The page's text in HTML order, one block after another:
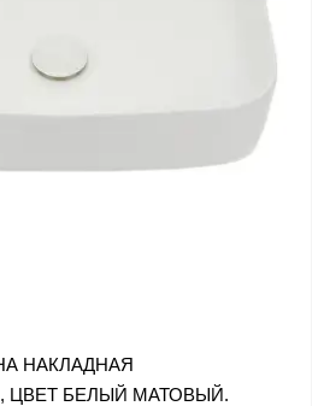
НАКЛАДНАЯ
ЦВЕТ БЕЛЫЙ МАТОВЫЙ.